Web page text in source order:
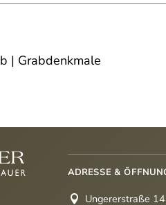
| Grabdenkmale
ADRESSE &
 Ungererstraße